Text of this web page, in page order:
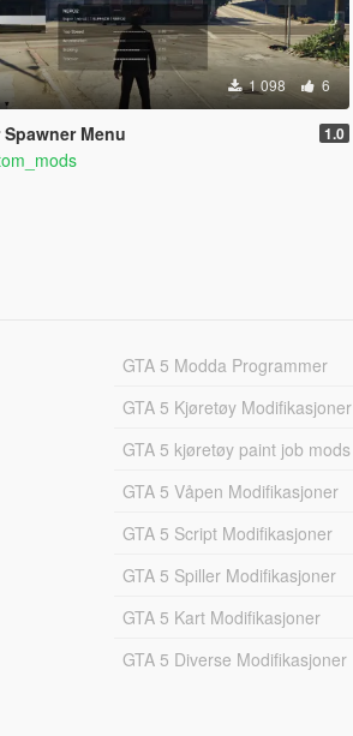
1 098 6
Spawner Menu 1.0
GTA 5 Modda Programmer
GTA 5 Kjøretøy Modifikasjoner
GTA 5 kjøretøy paint job mods
GTA 5 Våpen Modifikasjoner
GTA 5 Script Modifikasjoner
GTA 5 Spiller Modifikasjoner
GTA 5 Kart Modifikasjoner
GTA 5 Diverse Modifikasjoner